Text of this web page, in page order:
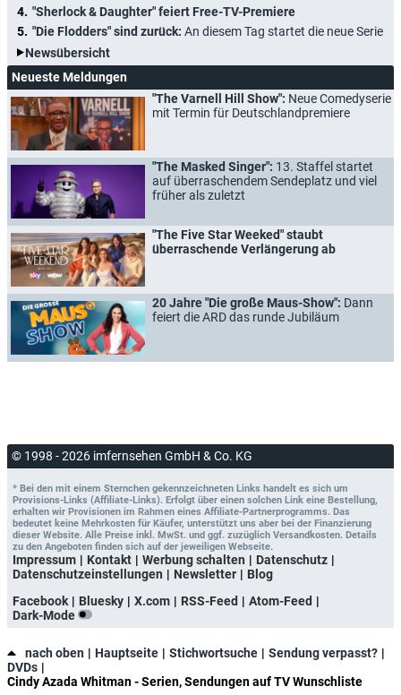
"Sherlock & Daughter" feiert Free-TV-Premiere
"Die Flodders" sind zurück: An diesem Tag startet die neue Serie
Newsübersicht
Neueste Meldungen
"The Varnell Hill Show": Neue Comedyserie
mit Termin für Deutschlandpremiere
"The Masked Singer": 13. Staffel startet
auf überraschendem Sendeplatz und viel
früher als zuletzt
"The Five Star Weeked" staubt
überraschende Verlängerung ab
20 Jahre "Die große Maus-Show": Dann
feiert die ARD das runde Jubiläum
© 1998 - 2026 imfernsehen GmbH & Co. KG
* Bei den mit einem Sternchen gekennzeichneten Links handelt es sich um
Provisions-Links (Affiliate-Links). Erfolgt über einen solchen Link eine Bestellung,
erhalten wir Provisionen im Rahmen eines Affiliate-Partnerprogramms. Das
bedeutet keine Mehrkosten für Käufer, unterstützt uns aber bei der Finanzierung
dieser Website. Alle Preise inkl. MwSt. und ggf. zuzüglich Versandkosten. Details
zu den Angeboten finden sich auf der jeweiligen Webseite.
Impressum Kontakt Werbung schalten
Datenschutz
Datenschutzeinstellungen
Newsletter
Blog
Facebook
Bluesky X.com RSS-Feed
Atom-Feed
Dark-Mode
nach oben Hauptseite Stichwortsuche
Sendung verpasst?
DVDs
Cindy Azada Whitman - Serien, Sendungen auf TV Wunschliste